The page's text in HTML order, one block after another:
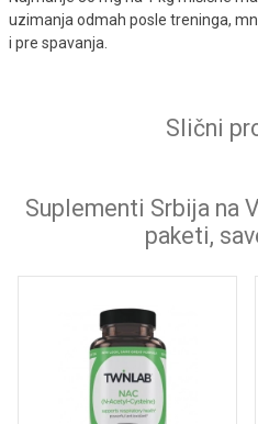
uzimanja odmah posle treninga,
i pre spavanja.
Slični
Suplementi Srbija na
paketi,